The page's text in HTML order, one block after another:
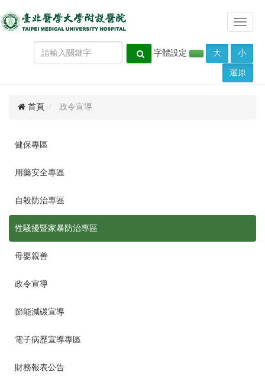
Toggle
字體設定
大 小
還原
首頁 政令宣導
健保專區
用藥安全專區
自殺防治專區
性騷擾暨家暴防治專區
母嬰親善
政令宣導
節能減碳宣導
電子病歷宣導專區
財務報表公告